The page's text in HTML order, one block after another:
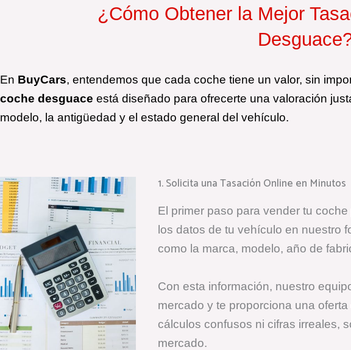
¿Cómo Obtener la Mejor
En BuyCars, entendemos que cada coche tiene un valor, sin
coche desguace está diseñado para ofrecerte una valoración
modelo, la antigüedad y el estado general del vehículo.
1. Solicita una Tasación Online en Minutos
El primer paso para vender tu
los datos de tu vehículo en nuestro
como la marca, modelo, año de
Con esta información, nuestro
mercado y te proporciona una
cálculos confusos ni cifras irreales,
mercado.